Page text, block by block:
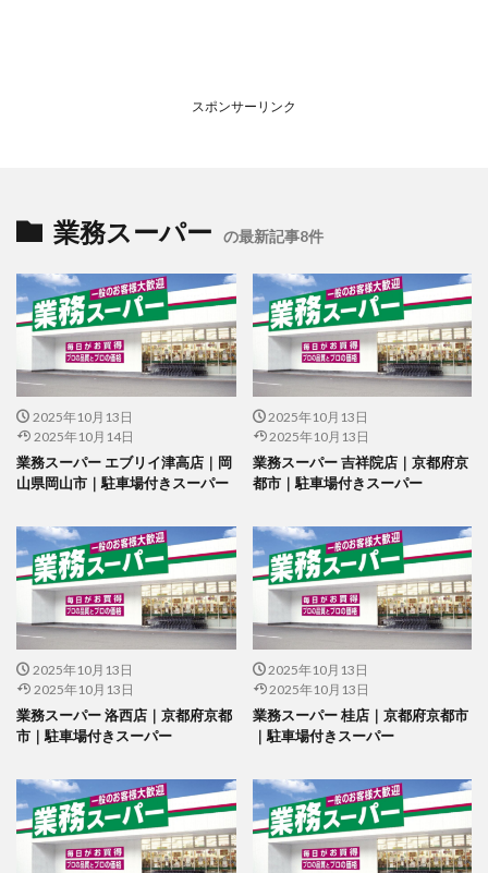
スポンサーリンク
業務スーパー の最新記事8件
2025年10月13日
2025年10月14日
業務スーパー エブリイ津高店｜岡
山県岡山市｜駐車場付きスーパー
2025年10月13日
2025年10月13日
業務スーパー 吉祥院店｜京都府京
都市｜駐車場付きスーパー
2025年10月13日
2025年10月13日
業務スーパー 洛西店｜京都府京都
市｜駐車場付きスーパー
2025年10月13日
2025年10月13日
業務スーパー 桂店｜京都府京都市
｜駐車場付きスーパー